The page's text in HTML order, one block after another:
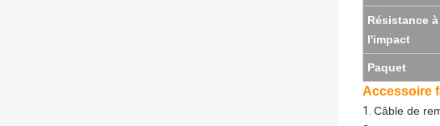
Résistance à
l'impact
Paquet
Accessoire
1. Câble de